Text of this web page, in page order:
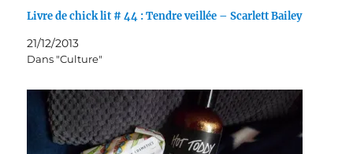
Livre de chick lit # 44 : Tendre veillée – Scarlett Bailey
21/12/2013
Dans "Culture"